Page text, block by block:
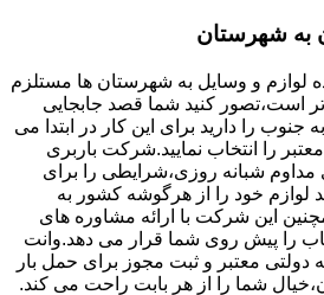
به شهرستان
لوازم و وسایل به شهرستان ها مستلزم
است،تصور کنید شما قصد جابجایی
جنوب را دارید برای این کار در ابتدا می
را انتخاب نمایید.شرکت باربری
مداوم شبانه روزی،شرایطی را برای
لوازم خود را از هرگوشه کشور به
این شرکت با ارائه مشاوره های
را پیش روی شما قرار می دهد.وانت
دولتی معتبر و ثبت مجوز برای حمل بار
شما را از هر بابت راحت می کند.